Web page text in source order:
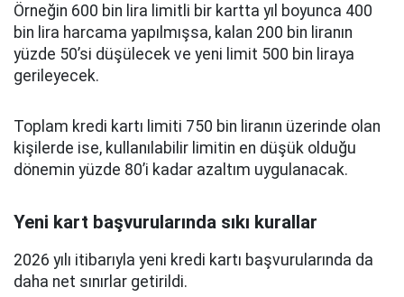
Örneğin 600 bin lira limitli bir kartta yıl boyunca 400
bin lira harcama yapılmışsa, kalan 200 bin liranın
yüzde 50’si düşülecek ve yeni limit 500 bin liraya
gerileyecek.
Toplam kredi kartı limiti 750 bin liranın üzerinde olan
kişilerde ise, kullanılabilir limitin en düşük olduğu
dönemin yüzde 80’i kadar azaltım uygulanacak.
Yeni kart başvurularında sıkı kurallar
2026 yılı itibarıyla yeni kredi kartı başvurularında da
daha net sınırlar getirildi.